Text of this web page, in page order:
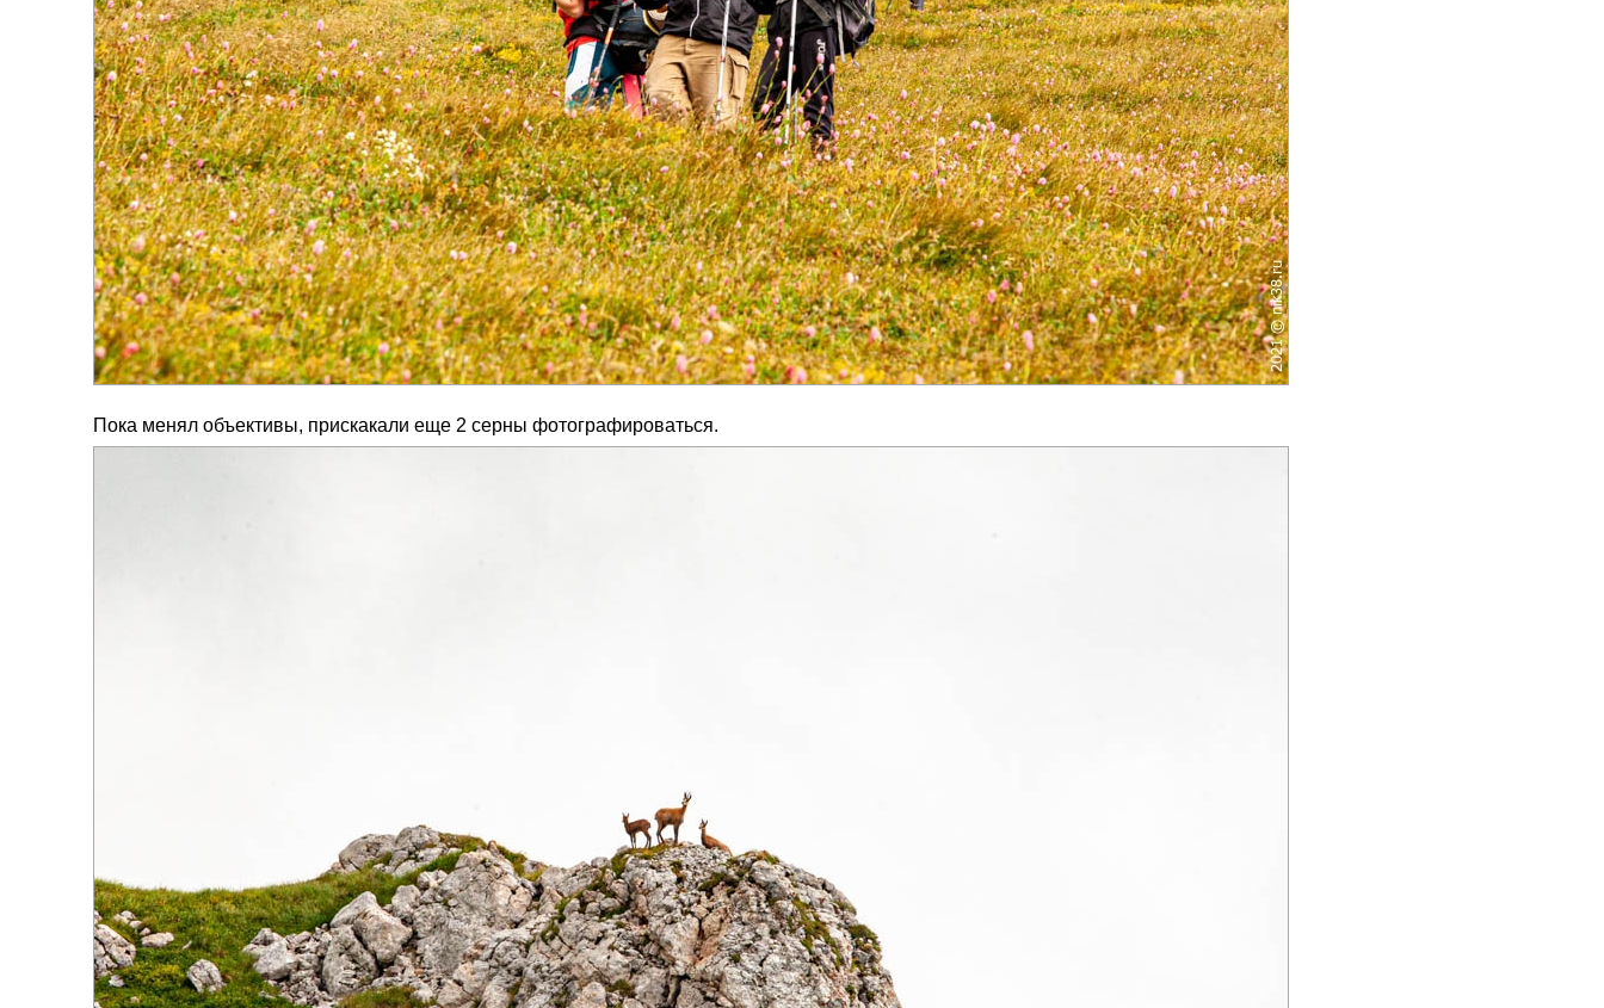
Пока менял объективы, прискакали еще 2 серны фотографироваться.